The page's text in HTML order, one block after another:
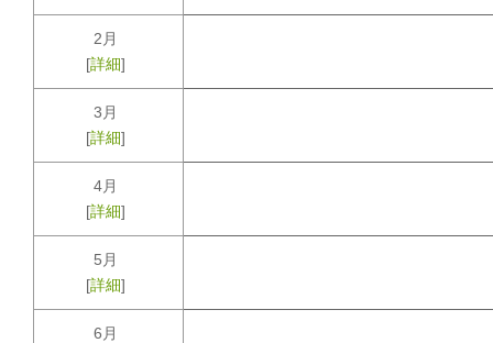
2月
[詳細]
3月
[詳細]
4月
[詳細]
5月
[詳細]
6月